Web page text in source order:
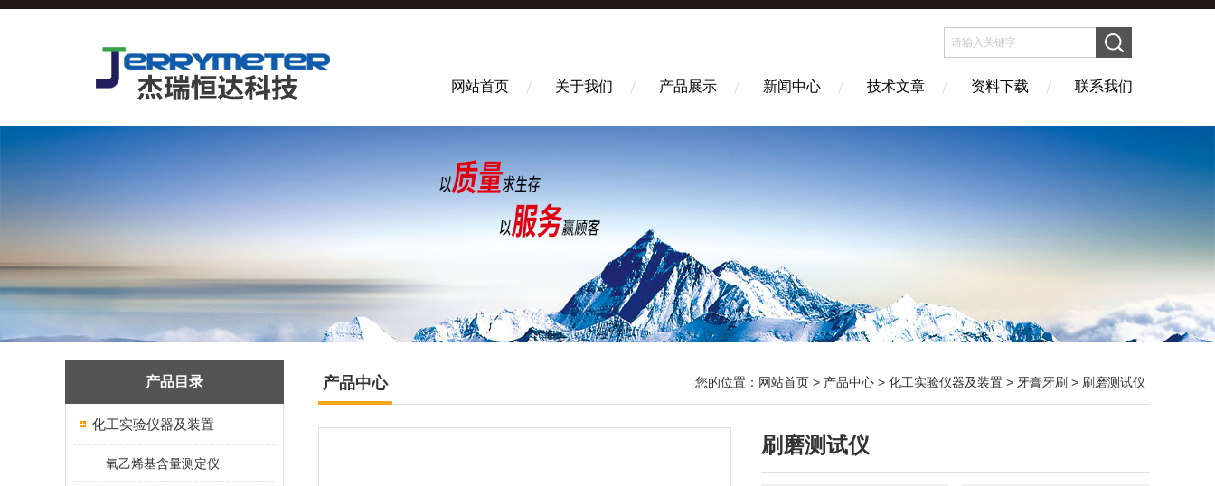
网站首页 关于我们 产品展示 新闻中心 技术文章 资料下载 联系我们
产品目录
化工实验仪器及装置
氧乙烯基含量测定仪
产品中心 您的位置： 网站首页 > 产品中心 > 化工实验仪器及装置 > 牙膏牙刷 > 刷磨测试仪
刷磨测试仪